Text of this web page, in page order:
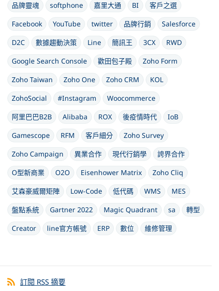
品牌靈魂
softphone 嘉里大通 BI
客戶之選
Facebook
YouTube twitter 品牌行銷
Salesforce
D2C
數據趨動決策 Line 簡訊王 3CX
RWD
Google Search Console
歡田包子殿
Zoho Form
Zoho Taiwan
Zoho One Zoho CRM
KOL
ZohoSocial
#Instagram
Woocommerce
阿里巴巴B2B
Alibaba ROX 後疫情時代
IoB
Gamescope
RFM 客戶細分
Zoho Survey
Zoho Campaign
異業合作 現代行銷學
誇界合作
O型新商業
O2O Eisenhower Matrix
Zoho Cliq
艾森豪威爾矩陣
Low-Code 低代碼 WMS
MES
盤點系統
Gartner 2022 Magic Quadrant sa
轉型
Creator
line官方帳號 ERP 數位 維修管理
訂閱 RSS 摘要